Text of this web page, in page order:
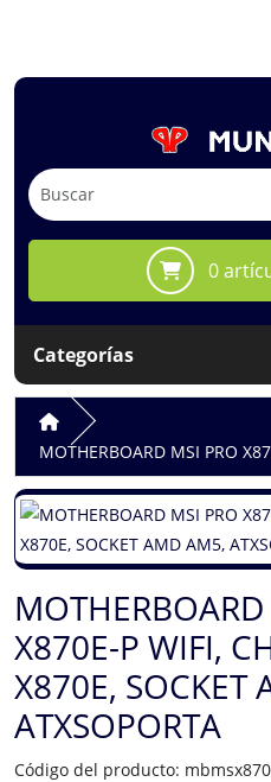
0
Categorías
MOTHERBOARD MSI PRO
X870E-P WIFI,
X870E, SOCKET
ATXSOPORTA
Código del producto: